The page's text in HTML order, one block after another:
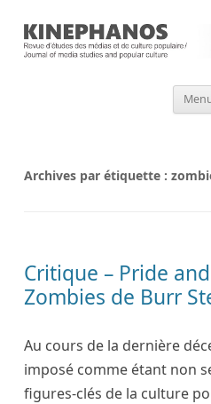
Archives par étiquette :
Critique – Pride
Zombies de Burr
Au cours de la dernière
imposé comme étant non
figures-clés de la culture